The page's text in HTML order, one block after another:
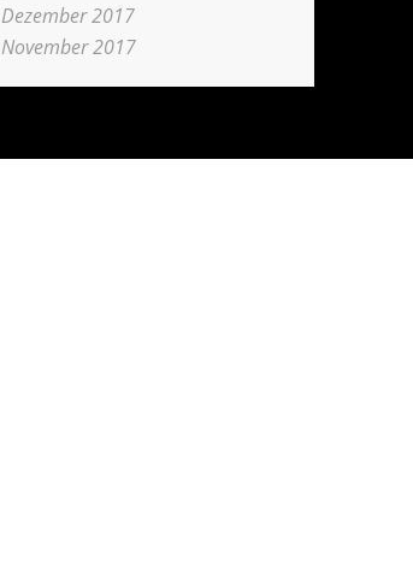
Dezember 2017
November 2017